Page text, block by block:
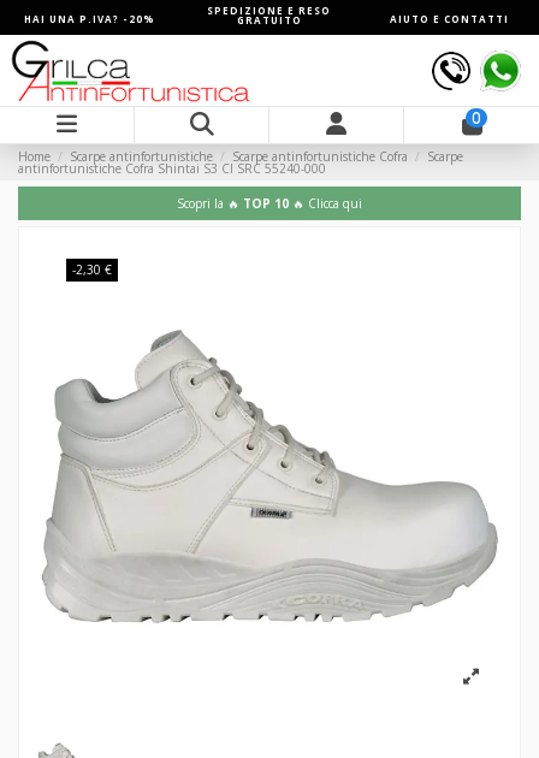
HAI UNA P.IVA? -20%
SPEDIZIONE E RESO
GRATUITO AIUTO E CONTATTI
0
Home Scarpe antinfortunistiche Scarpe antinfortunistiche Cofra Scarpe
antinfortunistiche Cofra Shintai S3 CI SRC 55240-000
Scopri la 🔥 TOP 10 🔥 Clicca qui
-2,30 €